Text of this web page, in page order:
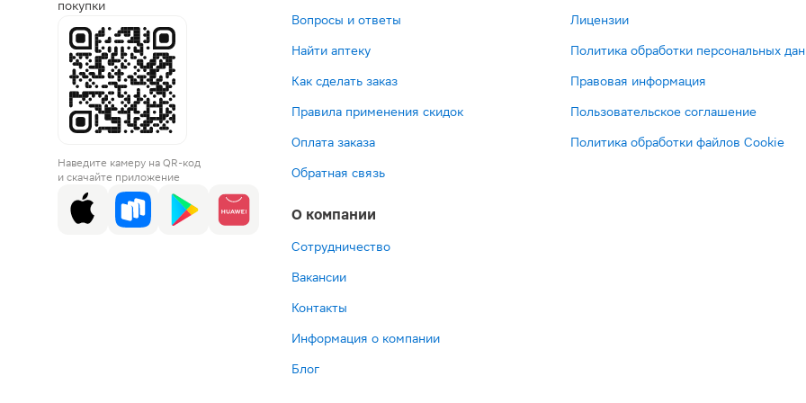
покупки
Наведите камеру на QR-код
и скачайте приложение
Вопросы и ответы
Найти аптеку
Как сделать заказ
Правила применения скидок
Оплата заказа
Обратная связь
О компании
Сотрудничество
Вакансии
Контакты
Информация о компании
Блог
Лицензии
Политика обработки персональных
Правовая информация
Пользовательское соглашение
Политика обработки файлов Cookie